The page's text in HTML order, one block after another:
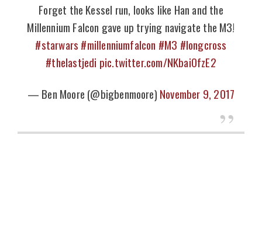
Forget the Kessel run, looks like Han and the
Millennium Falcon gave up trying navigate the M3!
#starwars #millenniumfalcon #M3 #longcross
#thelastjedi pic.twitter.com/NKbaiOfzE2
— Ben Moore (@bigbenmoore) November 9, 2017